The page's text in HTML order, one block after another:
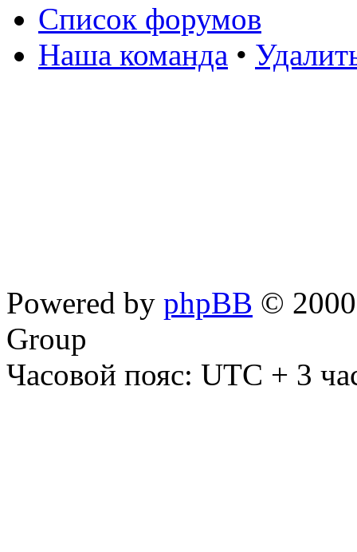
Список форумов
Наша команда •
Powered by phpBB ©
Group
Часовой пояс: UTC + 3